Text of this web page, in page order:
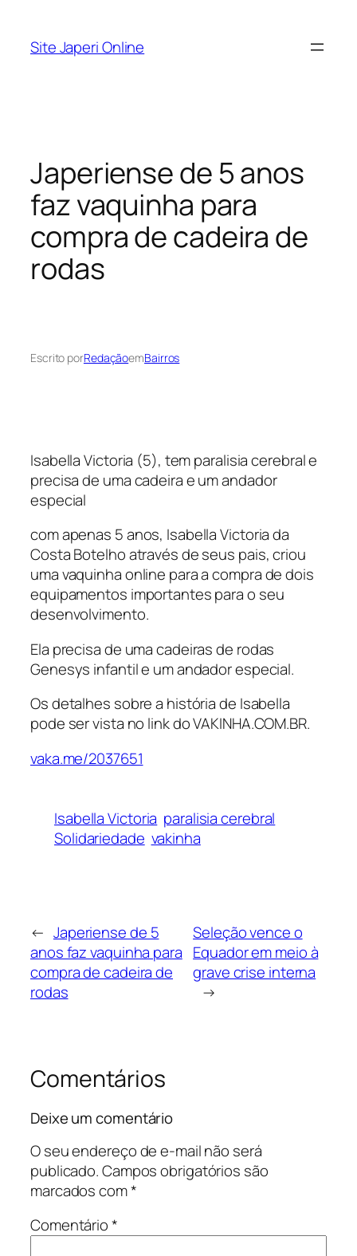
Site Japeri Online
Japeriense de 5 anos
faz vaquinha para
compra de cadeira de
rodas
Escrito porRedaçãoemBairros
Isabella Victoria (5), tem paralisia cerebral e
precisa de uma cadeira e um andador
especial
com apenas 5 anos, Isabella Victoria da
Costa Botelho através de seus pais, criou
uma vaquinha online para a compra de dois
equipamentos importantes para o seu
desenvolvimento.
Ela precisa de uma cadeiras de rodas
Genesys infantil e um andador especial.
Os detalhes sobre a história de Isabella
pode ser vista no link do VAKINHA.COM.BR.
vaka.me/2037651
Isabella Victoria paralisia cerebral
Solidariedade vakinha
← Japeriense de 5
anos faz vaquinha para
compra de cadeira de
rodas
Seleção vence o
Equador em meio à
grave crise interna
→
Comentários
Deixe um comentário
O seu endereço de e-mail não será
publicado.Campos obrigatórios são
marcados com*
Comentário*